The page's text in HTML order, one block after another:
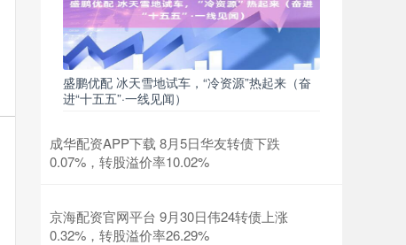
盛鹏优配 冰天雪地试车，“冷资源”热起来（奋
进“十五五”·一线见闻）
成华配资APP下载 8月5日华友转债下跌
0.07%，转股溢价率10.02%
京海配资官网平台 9月30日伟24转债上涨
0.32%，转股溢价率26.29%